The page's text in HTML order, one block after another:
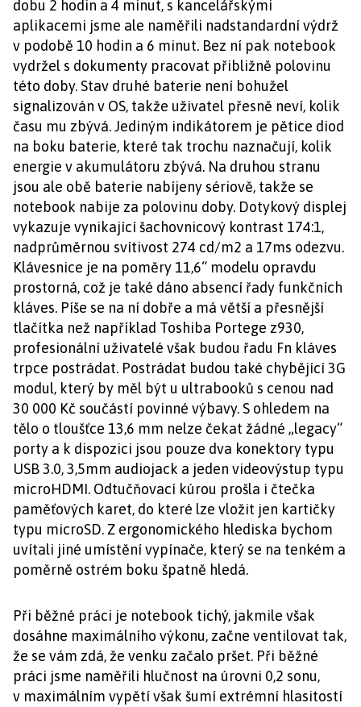
dobu 2 hodin a 4 minut, s kancelářskými
aplikacemi jsme ale naměřili nadstandardní výdrž
v podobě 10 hodin a 6 minut. Bez ní pak notebook
vydržel s dokumenty pracovat přibližně polovinu
této doby. Stav druhé baterie není bohužel
signalizován v OS, takže uživatel přesně neví, kolik
času mu zbývá. Jediným indikátorem je pětice diod
na boku baterie, které tak trochu naznačují, kolik
energie v akumulátoru zbývá. Na druhou stranu
jsou ale obě baterie nabíjeny sériově, takže se
notebook nabije za polovinu doby. Dotykový displej
vykazuje vynikající šachovnicový kontrast 174:1,
nadprůměrnou svítivost 274 cd/m2 a 17ms odezvu.
Klávesnice je na poměry 11,6“ modelu opravdu
prostorná, což je také dáno absencí řady funkčních
kláves. Píše se na ní dobře a má větší a přesnější
tlačítka než například Toshiba Portege z930,
profesionální uživatelé však budou řadu Fn kláves
trpce postrádat. Postrádat budou také chybějící 3G
modul, který by měl být u ultrabooků s cenou nad
30 000 Kč součástí povinné výbavy. S ohledem na
tělo o tloušťce 13,6 mm nelze čekat žádné „legacy“
porty a k dispozici jsou pouze dva konektory typu
USB 3.0, 3,5mm audiojack a jeden videovýstup typu
microHDMI. Odtučňovací kúrou prošla i čtečka
paměťových karet, do které lze vložit jen kartičky
typu microSD. Z ergonomického hlediska bychom
uvítali jiné umístění vypínače, který se na tenkém a
poměrně ostrém boku špatně hledá.
Při běžné práci je notebook tichý, jakmile však
dosáhne maximálního výkonu, začne ventilovat tak,
že se vám zdá, že venku začalo pršet. Při běžné
práci jsme naměřili hlučnost na úrovni 0,2 sonu,
v maximálním vypětí však šumí extrémní hlasitostí